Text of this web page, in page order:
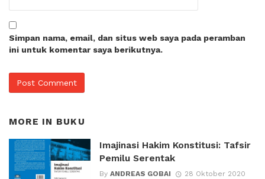
Simpan nama, email, dan situs web saya pada peramban
ini untuk komentar saya berikutnya.
MORE IN BUKU
Imajinasi Hakim Konstitusi: Tafsir
Pemilu Serentak
By ANDREAS GOBAI 28 Oktober 2020